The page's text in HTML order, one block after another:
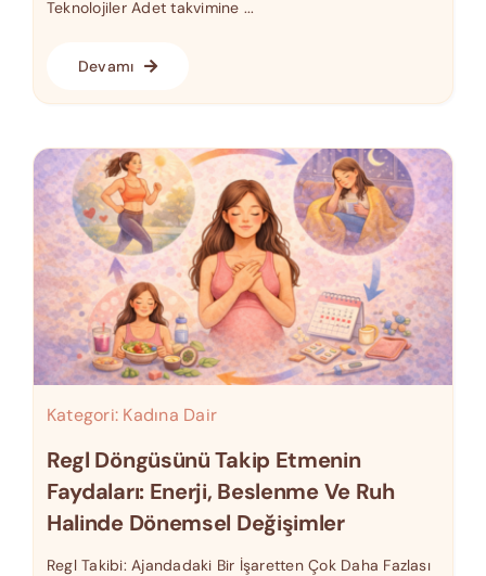
Teknolojiler Adet takvimine ...
Devamı
Kategori: Kadına Dair
Regl Döngüsünü Takip Etmenin
Faydaları: Enerji, Beslenme Ve Ruh
Halinde Dönemsel Değişimler
Regl Takibi: Ajandadaki Bir İşaretten Çok Daha Fazlası